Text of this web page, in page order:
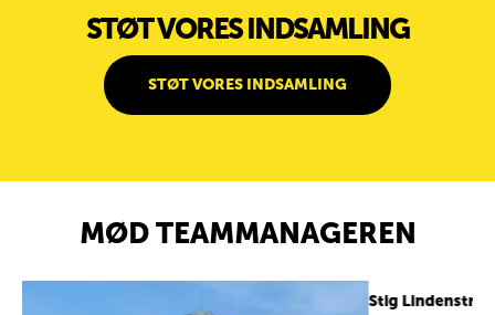
STØT VORES INDSAMLING
STØT VORES INDSAMLING
MØD TEAMMANAGEREN
Stig